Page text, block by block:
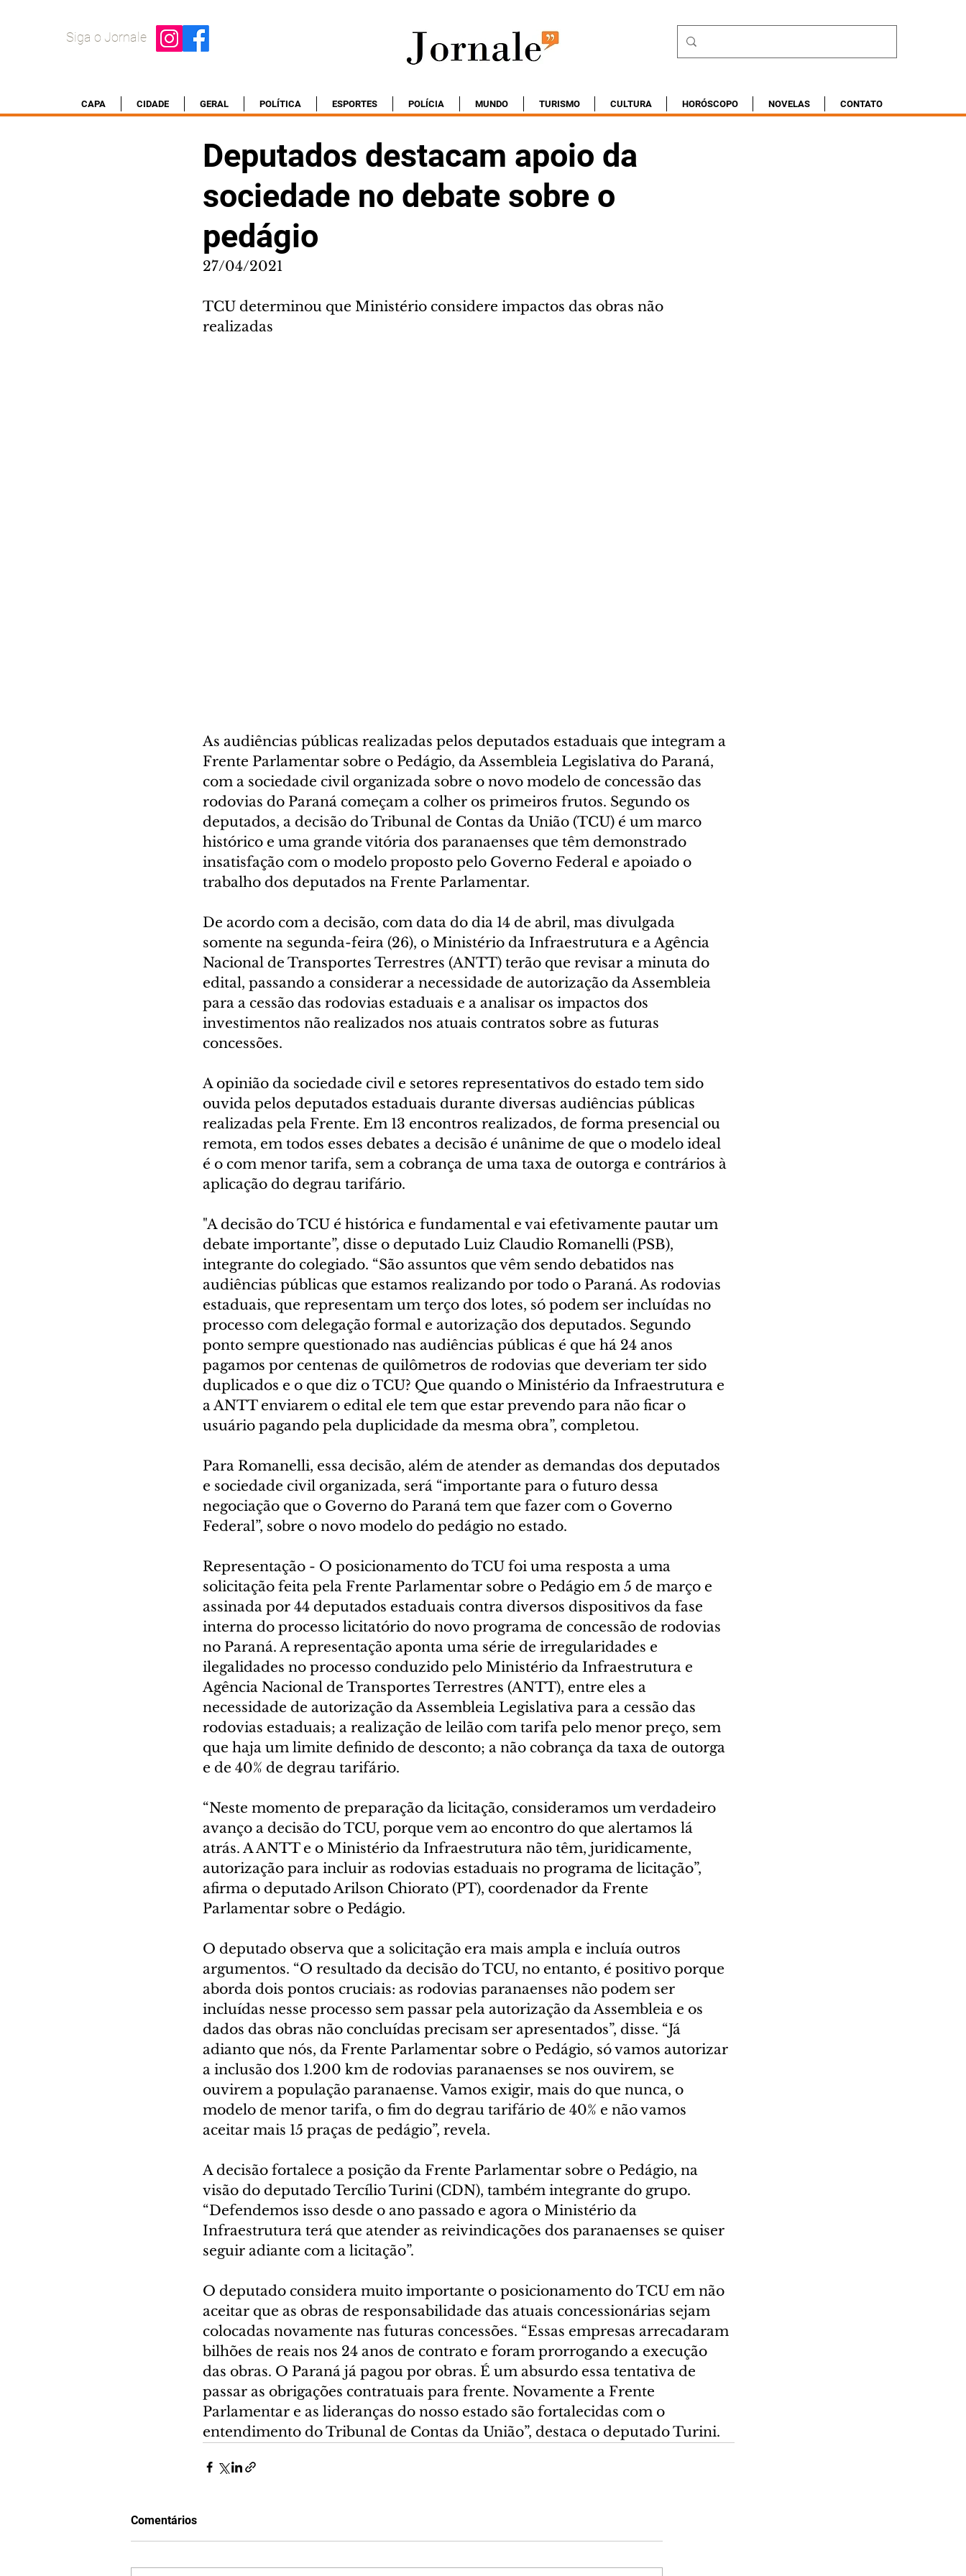
Siga o Jornale
CAPA CIDADE GERAL POLÍTICA ESPORTES POLÍCIA MUNDO TURISMO CULTURA HORÓSCOPO NOVELAS CONTATO
Deputados destacam apoio da
sociedade no debate sobre o
pedágio
27/04/2021
TCU determinou que Ministério considere impactos das obras não
realizadas
As audiências públicas realizadas pelos deputados estaduais que integram a
Frente Parlamentar sobre o Pedágio, da Assembleia Legislativa do Paraná,
com a sociedade civil organizada sobre o novo modelo de concessão das
rodovias do Paraná começam a colher os primeiros frutos. Segundo os
deputados, a decisão do Tribunal de Contas da União (TCU) é um marco
histórico e uma grande vitória dos paranaenses que têm demonstrado
insatisfação com o modelo proposto pelo Governo Federal e apoiado o
trabalho dos deputados na Frente Parlamentar.
De acordo com a decisão, com data do dia 14 de abril, mas divulgada
somente na segunda-feira (26), o Ministério da Infraestrutura e a Agência
Nacional de Transportes Terrestres (ANTT) terão que revisar a minuta do
edital, passando a considerar a necessidade de autorização da Assembleia
para a cessão das rodovias estaduais e a analisar os impactos dos
investimentos não realizados nos atuais contratos sobre as futuras
concessões.
A opinião da sociedade civil e setores representativos do estado tem sido
ouvida pelos deputados estaduais durante diversas audiências públicas
realizadas pela Frente. Em 13 encontros realizados, de forma presencial ou
remota, em todos esses debates a decisão é unânime de que o modelo ideal
é o com menor tarifa, sem a cobrança de uma taxa de outorga e contrários à
aplicação do degrau tarifário.
"A decisão do TCU é histórica e fundamental e vai efetivamente pautar um
debate importante”, disse o deputado Luiz Claudio Romanelli (PSB),
integrante do colegiado. “São assuntos que vêm sendo debatidos nas
audiências públicas que estamos realizando por todo o Paraná. As rodovias
estaduais, que representam um terço dos lotes, só podem ser incluídas no
processo com delegação formal e autorização dos deputados. Segundo
ponto sempre questionado nas audiências públicas é que há 24 anos
pagamos por centenas de quilômetros de rodovias que deveriam ter sido
duplicados e o que diz o TCU? Que quando o Ministério da Infraestrutura e
a ANTT enviarem o edital ele tem que estar prevendo para não ficar o
usuário pagando pela duplicidade da mesma obra”, completou.
Para Romanelli, essa decisão, além de atender as demandas dos deputados
e sociedade civil organizada, será “importante para o futuro dessa
negociação que o Governo do Paraná tem que fazer com o Governo
Federal”, sobre o novo modelo do pedágio no estado.
Representação - O posicionamento do TCU foi uma resposta a uma
solicitação feita pela Frente Parlamentar sobre o Pedágio em 5 de março e
assinada por 44 deputados estaduais contra diversos dispositivos da fase
interna do processo licitatório do novo programa de concessão de rodovias
no Paraná. A representação aponta uma série de irregularidades e
ilegalidades no processo conduzido pelo Ministério da Infraestrutura e
Agência Nacional de Transportes Terrestres (ANTT), entre eles a
necessidade de autorização da Assembleia Legislativa para a cessão das
rodovias estaduais; a realização de leilão com tarifa pelo menor preço, sem
que haja um limite definido de desconto; a não cobrança da taxa de outorga
e de 40% de degrau tarifário.
“Neste momento de preparação da licitação, consideramos um verdadeiro
avanço a decisão do TCU, porque vem ao encontro do que alertamos lá
atrás. A ANTT e o Ministério da Infraestrutura não têm, juridicamente,
autorização para incluir as rodovias estaduais no programa de licitação”,
afirma o deputado Arilson Chiorato (PT), coordenador da Frente
Parlamentar sobre o Pedágio.
O deputado observa que a solicitação era mais ampla e incluía outros
argumentos. “O resultado da decisão do TCU, no entanto, é positivo porque
aborda dois pontos cruciais: as rodovias paranaenses não podem ser
incluídas nesse processo sem passar pela autorização da Assembleia e os
dados das obras não concluídas precisam ser apresentados”, disse. “Já
adianto que nós, da Frente Parlamentar sobre o Pedágio, só vamos autorizar
a inclusão dos 1.200 km de rodovias paranaenses se nos ouvirem, se
ouvirem a população paranaense. Vamos exigir, mais do que nunca, o
modelo de menor tarifa, o fim do degrau tarifário de 40% e não vamos
aceitar mais 15 praças de pedágio”, revela.
A decisão fortalece a posição da Frente Parlamentar sobre o Pedágio, na
visão do deputado Tercílio Turini (CDN), também integrante do grupo.
“Defendemos isso desde o ano passado e agora o Ministério da
Infraestrutura terá que atender as reivindicações dos paranaenses se quiser
seguir adiante com a licitação”.
O deputado considera muito importante o posicionamento do TCU em não
aceitar que as obras de responsabilidade das atuais concessionárias sejam
colocadas novamente nas futuras concessões. “Essas empresas arrecadaram
bilhões de reais nos 24 anos de contrato e foram prorrogando a execução
das obras. O Paraná já pagou por obras. É um absurdo essa tentativa de
passar as obrigações contratuais para frente. Novamente a Frente
Parlamentar e as lideranças do nosso estado são fortalecidas com o
entendimento do Tribunal de Contas da União”, destaca o deputado Turini.
Comentários